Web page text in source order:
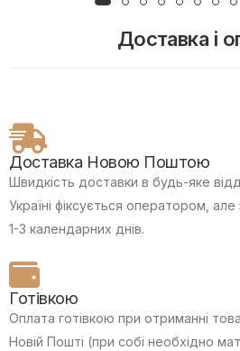
Доставка і
Доставка Новою Поштою
Швидкість доставки в будь-яке
Україні фіксується оператором,
1-3 календарних днів.
Готівкою
Оплата готівкою при отриманні
Новій Пошті (при собі необхідно